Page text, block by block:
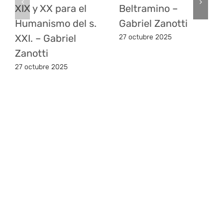
XIX y XX para el
Humanismo del s.
XXI. – Gabriel
Zanotti
27 octubre 2025
Beltramino –
Gabriel Zanotti
27 octubre 2025